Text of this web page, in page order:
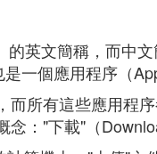
英文簡稱，而中
一個應用程序（
所有這些應用程
："下載"（